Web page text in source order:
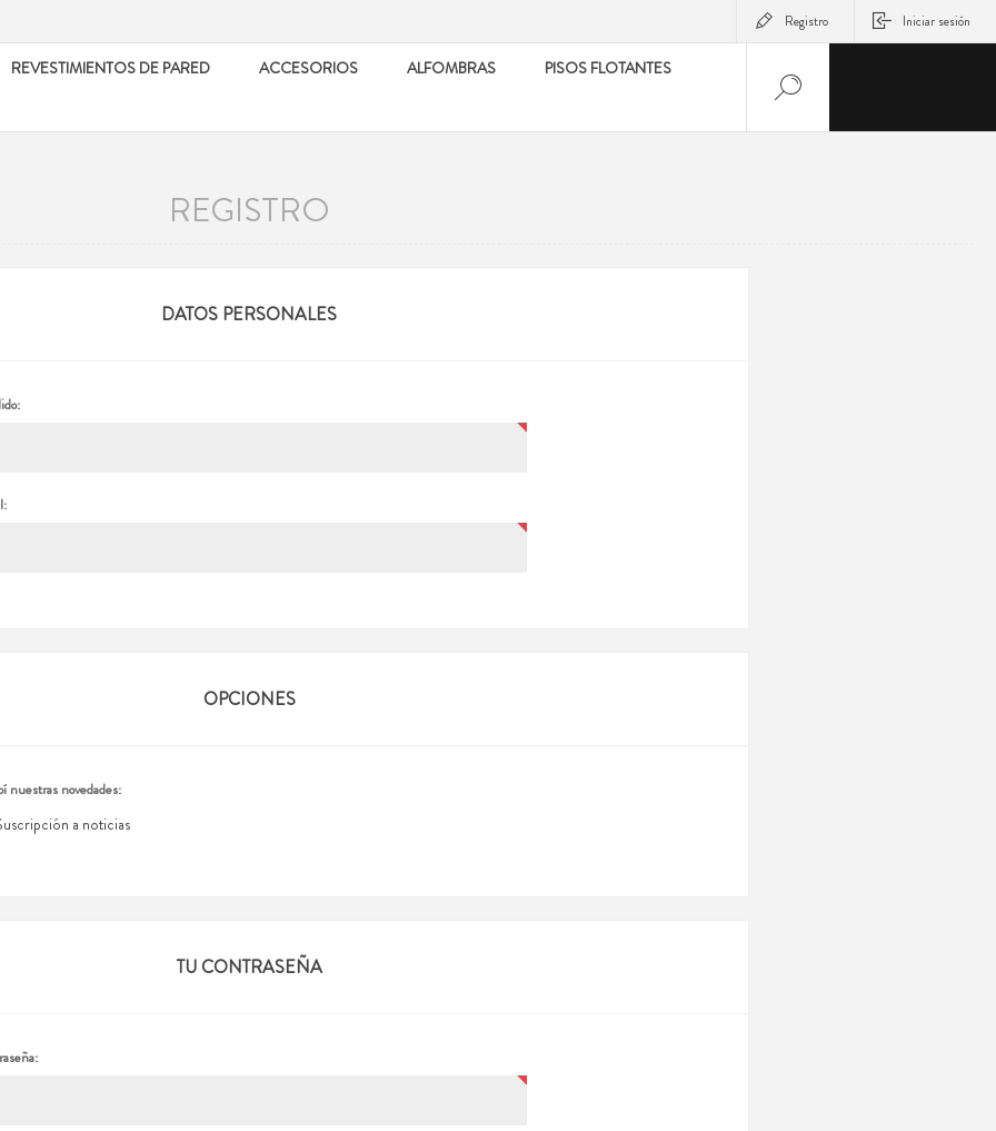
Registro Iniciar sesión
REVESTIMIENTOS DE PARED ACCESORIOS ALFOMBRAS
PISOS FLOTANTES
REGISTRO
DATOS PERSONALES
OPCIONES
nuestras novedades:
a noticias
TU CONTRASEÑA